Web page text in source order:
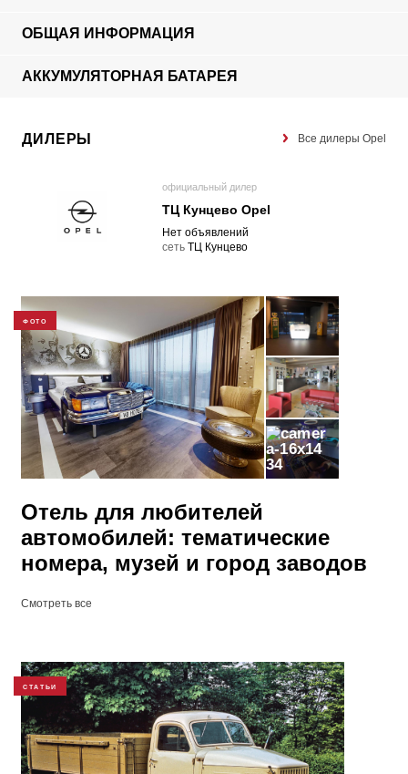
ОБЩАЯ ИНФОРМАЦИЯ
АККУМУЛЯТОРНАЯ БАТАРЕЯ
ДИЛЕРЫ Все дилеры Opel
официальный дилер
ТЦ Кунцево Opel
Нет объявлений
cеть ТЦ Кунцево
ФОТО
34
Отель для любителей
автомобилей: тематические
номера, музей и город заводов
Смотреть все
СТАТЬИ